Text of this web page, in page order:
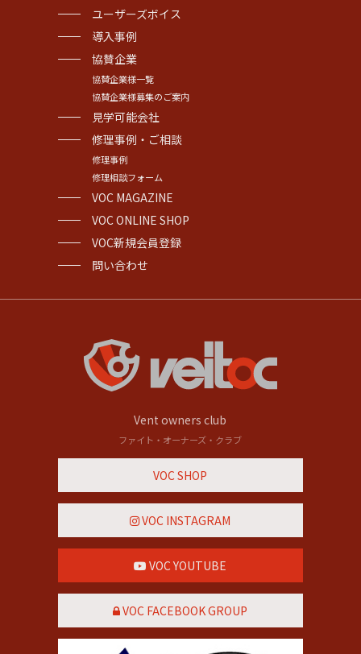
ユーザーズボイス
導入事例
協賛企業
協賛企業様一覧
協賛企業様募集のご案内
見学可能会社
修理事例・ご相談
修理事例
修理相談フォーム
VOC MAGAZINE
VOC ONLINE SHOP
VOC新規会員登録
問い合わせ
Vent owners club
ファイト・オーナーズ・クラブ
VOC SHOP
VOC INSTAGRAM
VOC YOUTUBE
VOC FACEBOOK GROUP